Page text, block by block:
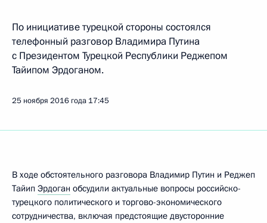
По инициативе турецкой стороны состоялся
телефонный разговор Владимира Путина
с Президентом Турецкой Республики Реджепом
Тайипом Эрдоганом.
25 ноября 2016 года 17:45
В ходе обстоятельного разговора Владимир Путин и Реджеп
Тайип Эрдоган обсудили актуальные вопросы российско-
турецкого политического и торгово-экономического
сотрудничества, включая предстоящие двусторонние